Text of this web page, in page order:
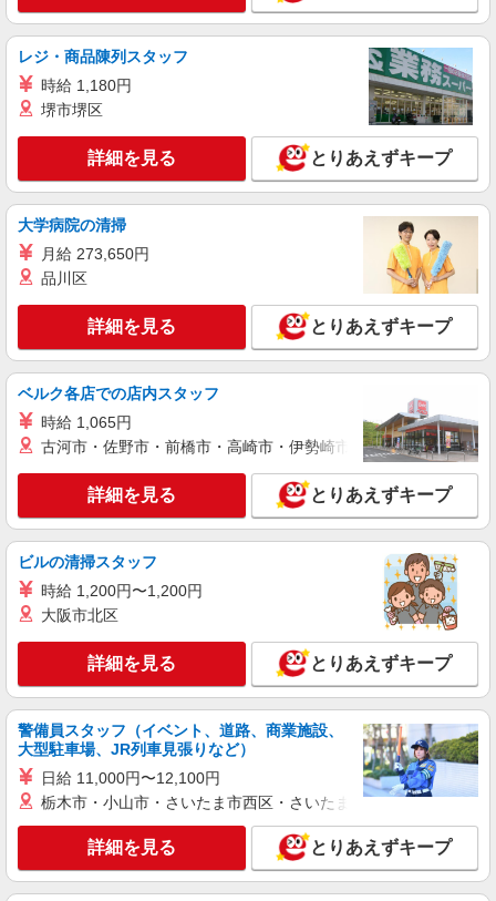
30,000円 ・役職手当：10,000〜70,000円 ・処遇改
により変動） ・固定残業手当：20,000円（10時
間） ※固定残業時間を超過する場合には超過勤務
手当として別途支給 ・夜勤手当：10,000円/1回
歓迎 ・認知症介護基礎研修 ・初任者研修 ・実務
者研修 ・介護福祉士 など
北区/駅チカで好アクセス★
キープ 詳細を見る
職業紹介
株式会社kotrio /●SW-S-2023677
十条駅≫高級シニアマンションの看護師▼居室
の巡回等
時給2400円〜＜交通費全額支給(ガソリン代含
詳細を見る
職業紹介
株式会社kotrio /●SW-S-2097469
≪正社員≫東十条駅＊看護助手としてキャリア
【正社員】月給240,000〜400,000円 ・基本
給：200,000円〜220,000円 ・資格手当：10,000〜
30,000円 ・役職手当：10,000〜70,000円 ・処遇改
善手当：20,000〜60,000円（勤続年数、保有資格
により変動） ・固定残業手当：20,000円（10時
間） ※固定残業時間を超過する場合には超過勤務
手当として別途支給 ・夜勤手当：10,000円/1回
（上記給与とは別に支給） 下記資格をお持ちの方
歓迎 ・認知症介護基礎研修 ・初任者研修 ・実務
者研修 ・介護福祉士 など
東京都北区
キープ 詳細を見る
派遣社員
株式会社kotrio /●SW-H1-2098840
東十条駅＊サ高住＊シフト融通が利くため子育
て世代から大人気♪
時給2400円〜3000円 ＜日払い有/週払い有/交
通費全支給(ガソリン代含む)＞
東京都北区
キープ 詳細を見る
（株）ウィルオブ・ワークCW 池袋支店/ms130201
レジ・商品陳列スタッフ
時給 1,180円
堺市堺区
詳細を見る とりあえずキープ
大学病院の清掃
月給 273,650円
品川区
詳細を見る とりあえずキープ
ベルク各店での店内スタッフ
時給 1,065円
古河市・佐野市・前橋市・高崎市・伊勢崎市・太田市・館林市
詳細を見る とりあえずキープ
ビルの清掃スタッフ
時給 1,200円〜1,200円
大阪市北区
詳細を見る とりあえずキープ
警備員スタッフ（イベント、道路、商業施設、
大型駐車場、JR列車見張りなど）
日給 11,000円〜12,100円
栃木市・小山市・さいたま市西区・さいたま市岩槻区・久喜市・
詳細を見る とりあえずキープ